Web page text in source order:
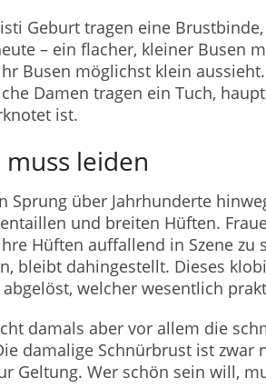
Geburt tragen eine
– ein flacher, kleiner Busen
Busen möglichst klein
Damen tragen ein Tuch,
ist.
leiden
Sprung über Jahrhunderte
und breiten Hüften.
Hüften auffallend in Szene zu
bleibt dahingestellt. Dieses
welcher wesentlich
damals aber vor allem die
damalige Schnürbrust ist
Geltung. Wer schön sein will,